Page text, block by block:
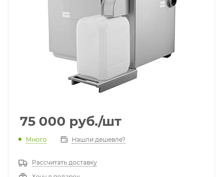
75 000 руб./шт
Много Нашли дешевле?
Рассчитать доставку